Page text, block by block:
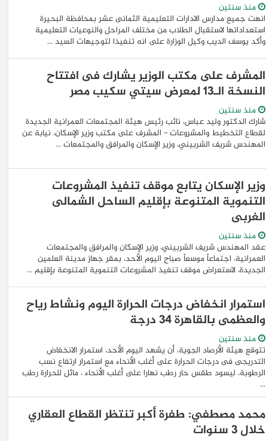
منذ سنتين
انهت جميع مدارس الادارات التعليمية الثمانى عشر بمحافظة البحيرة
استعداداتها لاستقبال الطلاب من مختلف المراحل والنوعيات التعليمية
وأكد يوسف الديب وكيل الوزارة على انه تنفيذا لتوجيهات السيد ...
المشرف على مكتب الوزير يشارك فى افتتاح
النسخة الـ13 لمعرض سيتي سكيب مصر
منذ سنتين
شارك الدكتور وليد عباس، نائب رئيس هيئة المجتمعات العمرانية الجديدة
لقطاع التخطيط والمشروعات - المشرف على مكتب وزير الإسكان، نيابة عن
المهندس شريف الشربيني، وزير الإسكان والمرافق والمجتمعات ...
وزير الإسكان يتابع موقف تنفيذ المشروعات
التنموية المتنوعة بإقليم الساحل الشمالى
الغربى
منذ سنتين
عقد المهندس شريف الشربيني، وزير الإسكان والمرافق والمجتمعات
العمرانية، اجتماعاً موسعاً صباح اليوم الأحد، بمقر جهاز مدينة العلمين
الجديدة، لاستعراض موقف تنفيذ المشروعات التنموية المتنوعة بإقليم ...
استمرار انخفاض درجات الحرارة اليوم ونشاط رياح
والعظمى بالقاهرة 34 درجة
منذ سنتين
تتوقع هيئة الأرصاد الجوية، أن يشهد اليوم الأحد، استمرار الانخفاض
التدريجى فى درجات الحرارة على أغلب الأنحاء مع استمرار ارتفاع نسب
الرطوبة، ليسود طقس حار رطب نهارا على أغلب الأنحاء ، مائل للحرارة رطب
...
محمد مصطفي: طفرة أكبر تنتظر القطاع العقاري
خلال 3 سنوات